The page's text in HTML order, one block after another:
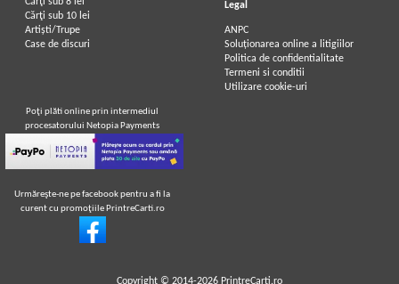
Cărţi sub 10 lei
Artiști/Trupe
Case de discuri
Legal
ANPC
Soluționarea online a litigiilor
Politica de confidentialitate
Termeni si conditii
Utilizare cookie-uri
Poţi plăti online prin intermediul
procesatorului Netopia Payments
Urmăreşte-ne pe facebook pentru a fi la
curent cu promoţiile PrintreCarti.ro
Copyright © 2014-2026 PrintreCarti.ro